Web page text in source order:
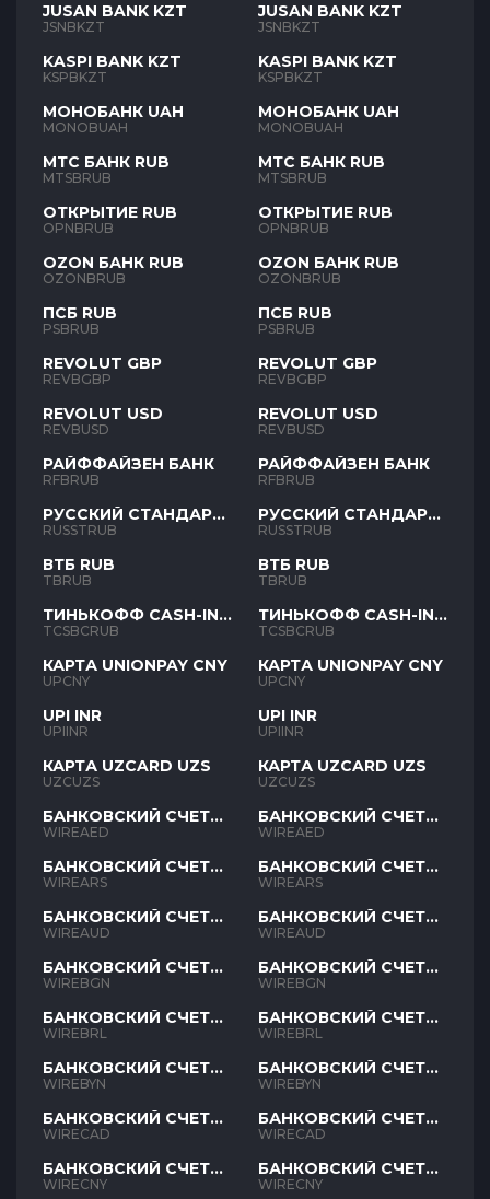
JUSAN BANK KZT
JSNBKZT
KASPI BANK KZT
KSPBKZT
МОНОБАНК UAH
MONOBUAH
МТС БАНК RUB
MTSBRUB
ОТКРЫТИЕ RUB
OPNBRUB
OZON БАНК RUB
OZONBRUB
ПСБ RUB
PSBRUB
REVOLUT GBP
REVBGBP
REVOLUT USD
REVBUSD
РАЙФФАЙЗЕН БАНК
RFBRUB
РУССКИЙ СТАНДАРТ
RUB
RUSSTRUB
ВТБ RUB
TBRUB
ТИНЬКОФФ CASH-IN
RUB
TCSBCRUB
КАРТА UNIONPAY CNY
UPCNY
UPI INR
UPIINR
КАРТА UZCARD UZS
UZCUZS
БАНКОВСКИЙ СЧЕТ
AED
WIREAED
БАНКОВСКИЙ СЧЕТ
ARS
WIREARS
БАНКОВСКИЙ СЧЕТ
AUD
WIREAUD
БАНКОВСКИЙ СЧЕТ
BGN
WIREBGN
БАНКОВСКИЙ СЧЕТ
BRL
WIREBRL
БАНКОВСКИЙ СЧЕТ
BYN
WIREBYN
БАНКОВСКИЙ СЧЕТ
CAD
WIRECAD
БАНКОВСКИЙ СЧЕТ
CNY
WIRECNY
JUSAN BANK KZT
JSNBKZT
KASPI BANK KZT
KSPBKZT
МОНОБАНК UAH
MONOBUAH
МТС БАНК RUB
MTSBRUB
ОТКРЫТИЕ RUB
OPNBRUB
OZON БАНК RUB
OZONBRUB
ПСБ RUB
PSBRUB
REVOLUT GBP
REVBGBP
REVOLUT USD
REVBUSD
РАЙФФАЙЗЕН БАНК
RFBRUB
РУССКИЙ СТАНДАРТ
RUB
RUSSTRUB
ВТБ RUB
TBRUB
ТИНЬКОФФ CASH-IN
RUB
TCSBCRUB
КАРТА UNIONPAY CNY
UPCNY
UPI INR
UPIINR
КАРТА UZCARD UZS
UZCUZS
БАНКОВСКИЙ СЧЕТ
AED
WIREAED
БАНКОВСКИЙ СЧЕТ
ARS
WIREARS
БАНКОВСКИЙ СЧЕТ
AUD
WIREAUD
БАНКОВСКИЙ СЧЕТ
BGN
WIREBGN
БАНКОВСКИЙ СЧЕТ
BRL
WIREBRL
БАНКОВСКИЙ СЧЕТ
BYN
WIREBYN
БАНКОВСКИЙ СЧЕТ
CAD
WIRECAD
БАНКОВСКИЙ СЧЕТ
CNY
WIRECNY